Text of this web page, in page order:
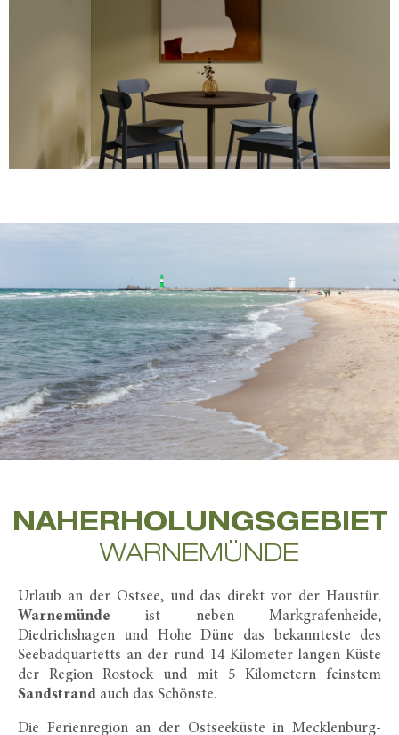
NAHERHOLUNGS­GEBIET
WARNEMÜNDE
Urlaub an der Ostsee, und das direkt vor der Haustür.
Warnemünde ist neben Markgrafenheide,
Diedrichshagen und Hohe Düne das bekannteste des
Seebadquartetts an der rund 14 Kilometer langen Küste
der Region Rostock und mit 5 Kilometern feinstem
Sandstrand auch das Schönste.
Die Ferienregion an der Ostseeküste in Mecklenburg-